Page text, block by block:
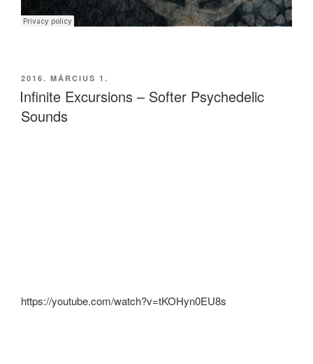
BEKÜLDVE:
2016. MÁRCIUS 1.
Infinite Excursions – Softer Psychedelic
Sounds
https://youtube.com/watch?v=tKOHyn0EU8s